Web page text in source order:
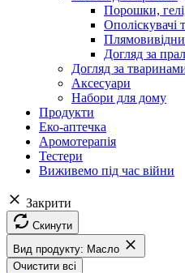
Порошки,
Ополіскувачі
Догляд за
Догляд за
Аксесуари
Набори для дому
Продукти
Еко-аптечка
Аромотерапія
Тестери
Виживемо під час війни
Закрити
Скинути
Вид продукту: Масло
Очистити всі